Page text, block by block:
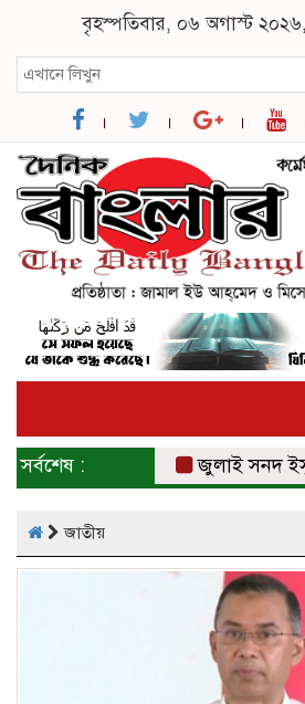
বৃহস্পতিবার, ০৬ অগাস্ট
সর্বশেষ : জুলাই সনদ ইস্যুতে
জাতীয়